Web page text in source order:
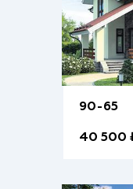
90-65
40 500